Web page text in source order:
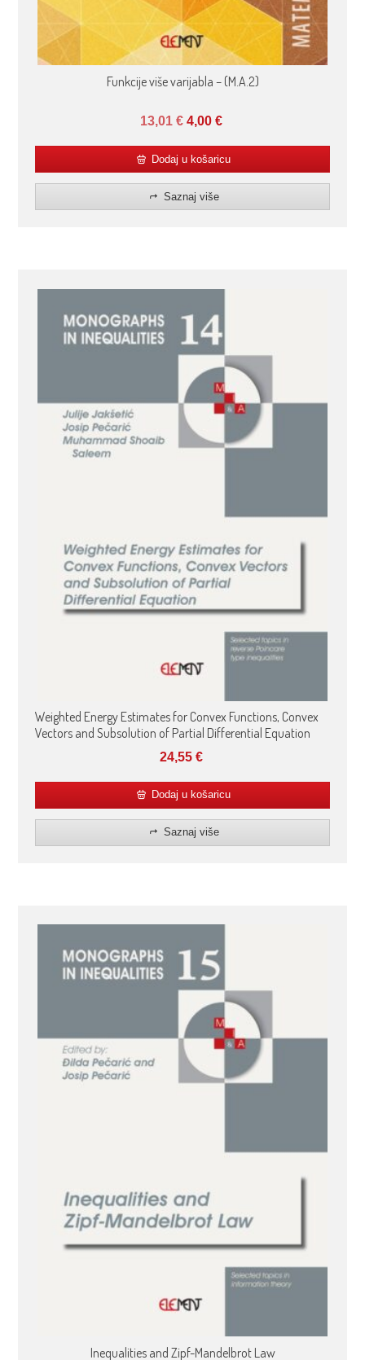
Funkcije više varijabla – (M.A.2)
13,01€ 4,00 €
Dodaj u košaricu
Saznaj više
Weighted Energy Estimates for Convex Functions, Convex
Vectors and Subsolution of Partial Differential Equation
24,55 €
Dodaj u košaricu
Saznaj više
Inequalities and Zipf-Mandelbrot Law